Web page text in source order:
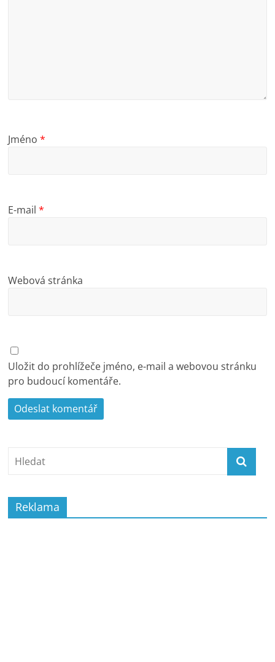
Jméno*
E-mail*
Webová stránka
Uložit do prohlížeče jméno, e-mail a webovou stránku
pro budoucí komentáře.
Reklama